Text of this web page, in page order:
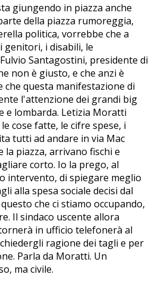
giungendo in piazza anche
della piazza rumoreggia,
politica, vorrebbe che a
i disabili, le
Santagostini, presidente di
non è giusto, e che anzi è
questa manifestazione di
l'attenzione dei grandi big
e lombarda. Letizia Moratti
cose fatte, le cifre spese, i
tutti ad andare in via Mac
la piazza, arrivano fischi e
corto. Io la prego, al
intervento, di spiegare meglio
alla spesa sociale decisi dal
che ci stiamo occupando,
Il sindaco uscente allora
in ufficio telefonerà al
ragione dei tagli e per
Parla da Moratti. Un
ma civile.